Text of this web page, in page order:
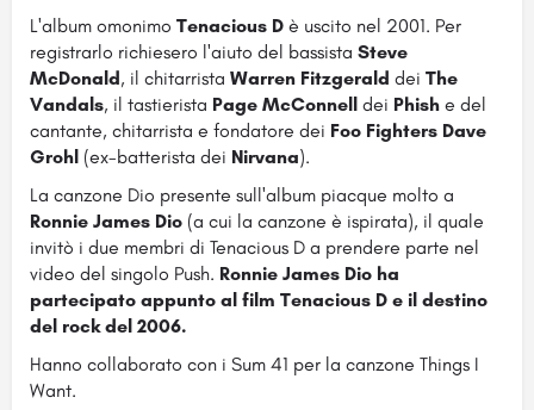
L'album omonimo Tenacious D è uscito nel 2001. Per
registrarlo richiesero l'aiuto del bassista Steve
McDonald, il chitarrista Warren Fitzgerald dei The
Vandals, il tastierista Page McConnell dei Phish e del
cantante, chitarrista e fondatore dei Foo Fighters Dave
Grohl (ex-batterista dei Nirvana).
La canzone Dio presente sull'album piacque molto a
Ronnie James Dio (a cui la canzone è ispirata), il quale
invitò i due membri di Tenacious D a prendere parte nel
video del singolo Push. Ronnie James Dio ha
partecipato appunto al film Tenacious D e il destino
del rock del 2006.
Hanno collaborato con i Sum 41 per la canzone Things I
Want.